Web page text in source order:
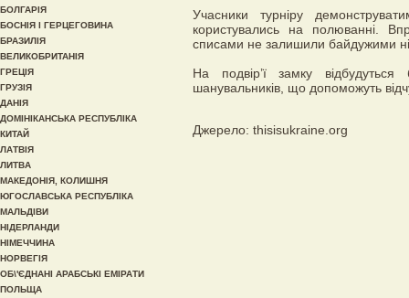
Учасники турніру
користувались на полюванні.
списами не залишили байдужими
На подвір’ї замку відбудуться
шанувальників, що допоможуть
Джерело: thisisukraine.org
БОЛГАРІЯ
БОСНІЯ І ГЕРЦЕГОВИНА
БРАЗИЛІЯ
ВЕЛИКОБРИТАНІЯ
ГРЕЦІЯ
ГРУЗІЯ
ДАНІЯ
ДОМІНІКАНСЬКА РЕСПУБЛІКА
КИТАЙ
ЛАТВІЯ
ЛИТВА
МАКЕДОНІЯ, КОЛИШНЯ
ЮГОСЛАВСЬКА РЕСПУБЛІКА
МАЛЬДІВИ
НІДЕРЛАНДИ
НІМЕЧЧИНА
НОРВЕГІЯ
ОБ\'ЄДНАНІ АРАБСЬКІ ЕМІРАТИ
ПОЛЬЩА